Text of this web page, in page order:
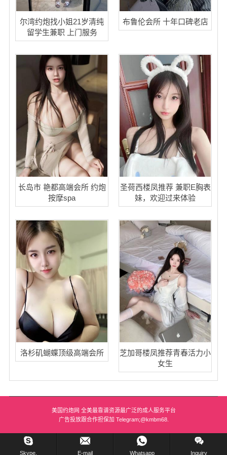
尔湾约炮找小姐21岁清纯
留学生兼职 上门服务
布鲁伦会所 十年口碑老店
长岛市 艳都高端会所 约炮
按摩spa
圣荷西楼凤推荐 兼职E胸表
妹，欢迎过来体验
洛杉矶蝴蝶顶级高端会所
芝加哥楼凤推荐青春活力小
女生
美国约炮网 全美最靠谱资源最广泛的成人服务平台
广告投放跟合作担保加 Telegram;@kmbm68.
Skype. E-mail Whatsapp Inquiry
在线留言 !